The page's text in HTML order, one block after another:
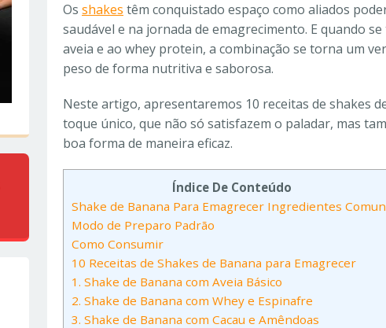
Os shakes têm conquistado espaço como aliados
saudável e na jornada de emagrecimento. E quando
aveia e ao whey protein, a combinação se torna um
peso de forma nutritiva e saborosa.
Neste artigo, apresentaremos 10 receitas de shakes
toque único, que não só satisfazem o paladar, mas
boa forma de maneira eficaz.
Índice De Conteúdo
Shake de Banana Para Emagrecer Ingredientes
Modo de Preparo Padrão
Como Consumir
10 Receitas de Shakes de Banana para Emagrecer
1. Shake de Banana com Aveia Básico
2. Shake de Banana com Whey e Espinafre
3. Shake de Banana com Cacau e Amêndoas